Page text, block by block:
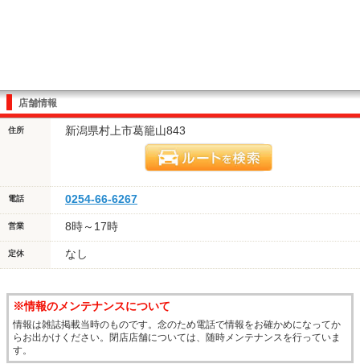
店舗情報
住所 新潟県村上市葛籠山843
電話 0254-66-6267
営業 8時～17時
定休 なし
※情報のメンテナンスについて
情報は雑誌掲載当時のものです。念のため電話で情報をお確かめになってか
らお出かけください。閉店店舗については、随時メンテナンスを行っていま
す。